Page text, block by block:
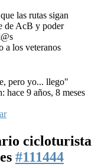
las rutas sigan
de AcB y poder
a los veteranos
pero yo... llego"
hace 9 años, 8 meses
cicloturista
#111444